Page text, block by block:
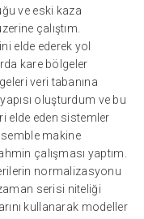
ve eski kaza
çalıştım.
elde ederek yol
kare bölgeler
veri tabanına
oluşturdum ve bu
elde eden sistemler
makine
çalışması yaptım.
normalizasyonu
serisi niteliği
kullanarak modeller